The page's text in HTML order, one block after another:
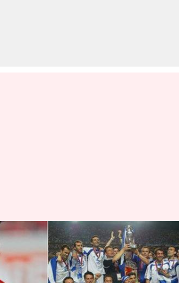
मौके जब छोटी टीमों ने
किसी टूर्नामेंट के